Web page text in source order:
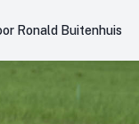
Ronald Buitenhuis